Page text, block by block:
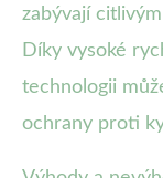
zabývají
Díky vysoké
technologii
ochrany proti